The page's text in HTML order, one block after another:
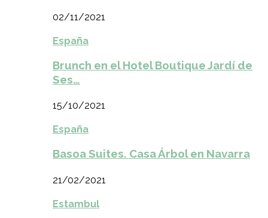
02/11/2021
España
Brunch en el Hotel Boutique Jardí de
Ses…
15/10/2021
España
Basoa Suites. Casa Árbol en Navarra
21/02/2021
Estambul